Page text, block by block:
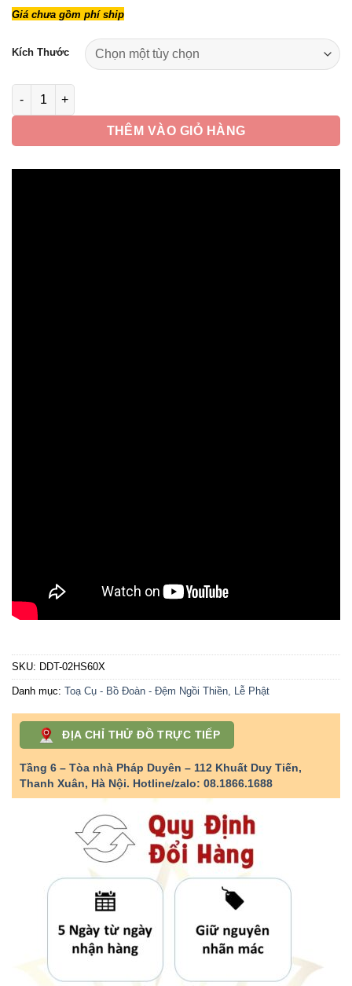
495,000 ₫
đến
770,000 ₫
Giá chưa gồm phí ship
Kích Thước
Đệm Lót Ngồi Thiền Xơ Dừa, Thêu Hoa Sen, Mầu Xám, Kích
THÊM VÀO GIỎ HÀNG
SKU: DDT-02HS60X
Danh mục: Toạ Cụ - Bồ Đoàn - Đệm Ngồi Thiền, Lễ Phật
ĐỊA CHỈ THỬ ĐỒ TRỰC TIẾP
Tầng 6 – Tòa nhà Pháp Duyên – 112 Khuất Duy Tiến,
Thanh Xuân, Hà Nội. Hotline/zalo: 08.1866.1688